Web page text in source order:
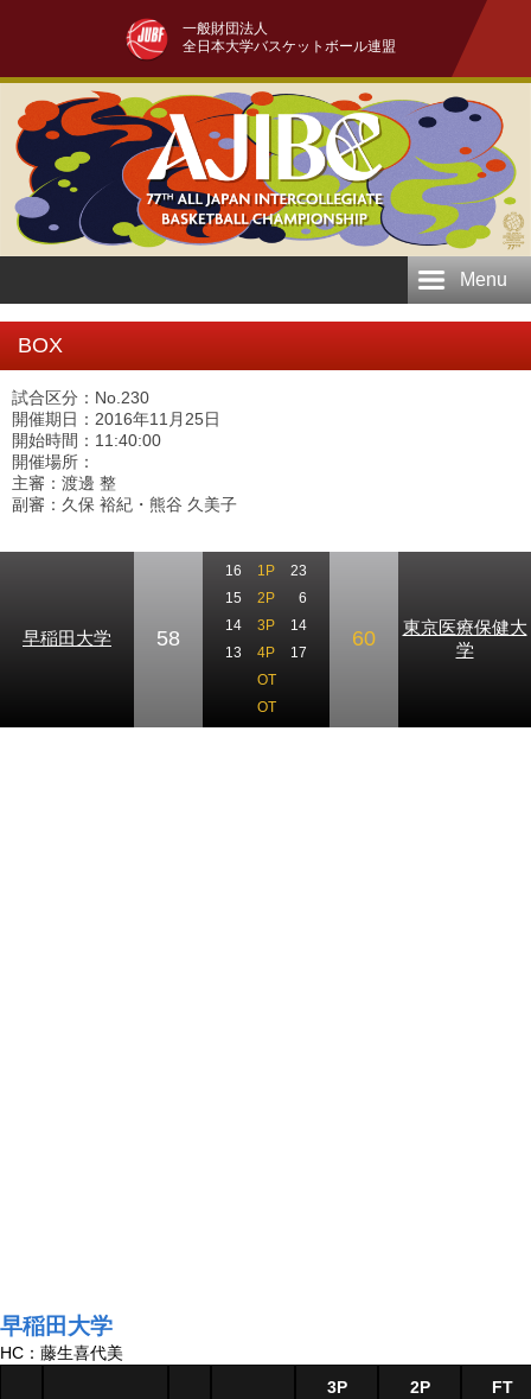
一般財団法人
全日本大学バスケットボール連盟
Menu
BOX
試合区分：No.230
開催期日：2016年11月25日
開始時間：11:40:00
開催場所：
主審：渡邊 整
副審：久保 裕紀・熊谷 久美子
早稲田大学 58
16 1P
23
15
2P
6
14
3P
14
13
4P
17
OT
OT
60
東京医療保健大
学
早稲田大学
HC：藤生喜代美
3P 2P FT